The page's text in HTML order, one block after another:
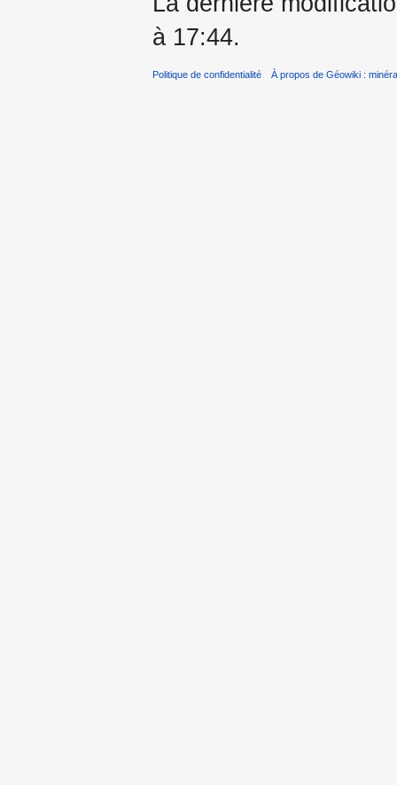
à 17:44.
Politique de confidentialité À propos de Géowiki :